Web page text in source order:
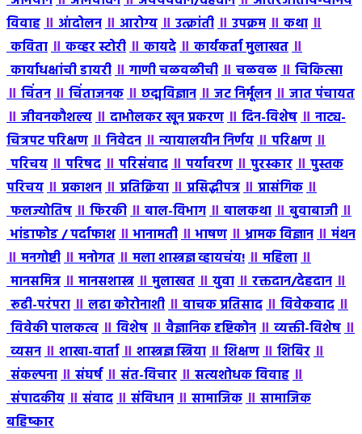
विवाह॥आंदोलन॥आरोग्य॥उत्क्रांती॥उपक्रम॥कथा॥
कविता॥कव्हर स्टोरी॥कायदे॥कार्यकर्ता मुलाखत॥
कार्याधक्षांची डायरी॥गाणी चळवळीची॥चळवळ॥चिकित्सा
॥चिंतन॥चिंताजनक॥छद्मविज्ञान॥जट निर्मूलन॥जात पंचायत
॥जीवनकौशल्य॥दाभोलकर खून प्रकरण॥दिन-विशेष॥नाट्य-
चित्रपट परिक्षण॥निवेदन॥न्यायालयीन निर्णय॥परिक्षण॥
परिचय॥परिषद॥परिसंवाद॥पर्यावरण॥पुरस्कार॥पुस्तक
परिचय॥प्रकाशन॥प्रतिक्रिया॥प्रसिद्धीपत्र॥प्रासंगिक॥
फलज्योतिष॥फिरकी॥बाल-विभाग॥बालकथा॥बुवाबाजी॥
भांडाफोड / पर्दाफाश॥भानामती॥भाषण॥भ्रामक विज्ञान॥मंथन
॥मनगोष्टी॥मनोगत॥मला शास्त्रज्ञ व्हायचंय!॥महिला॥
मानसमित्र॥मानसशास्त्र॥मुलाखत॥युवा॥रक्तदान/देहदान॥
रूढी-परंपरा॥लढा कोरोनाशी॥वाचक प्रतिसाद॥विवेकवाद॥
विवेकी पालकत्व॥विशेष॥वैज्ञानिक दृष्टिकोन॥व्यक्ती-विशेष॥
व्यसन॥शाखा-वार्ता॥शास्त्रज्ञ स्त्रिया॥शिक्षण॥शिबिर॥
संकल्पना॥संघर्ष॥संत-विचार॥सत्यशोधक विवाह॥
संपादकीय॥संवाद॥संविधान॥सामाजिक॥सामाजिक
बहिष्कार